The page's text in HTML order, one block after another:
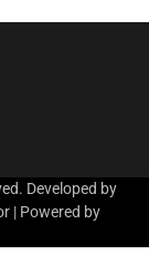
Developed by
| Powered by